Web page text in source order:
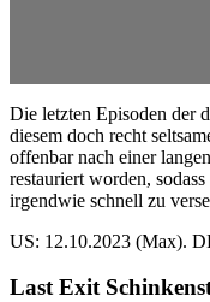
Die letzten Episoden der
diesem doch recht
offenbar nach einer
restauriert worden,
irgendwie schnell zu
US: 12.10.2023 (Max).
Last Exit